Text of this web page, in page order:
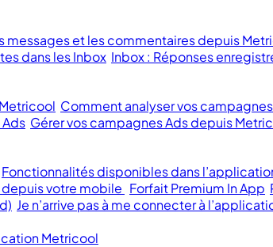
messages et les commentaires depuis
dans les Inbox Inbox : Réponses
Comment analyser vos
Gérer vos campagnes Ads depuis
Fonctionnalités disponibles dans
votre mobile Forfait Premium In App
Je n’arrive pas à me connecter à
Metricool